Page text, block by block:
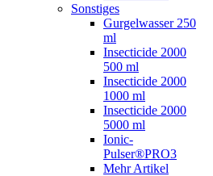
Sonstiges
Gurgelwasser 250
ml
Insecticide 2000
500 ml
Insecticide 2000
1000 ml
Insecticide 2000
5000 ml
Ionic-
Pulser®PRO3
Mehr Artikel